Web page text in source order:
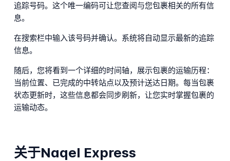
追踪号码。这个唯一编码可让您查阅与您包裹相关的所有信
息。
在搜索栏中输入该号码并确认。系统将自动显示最新的追踪
信息。
随后，您将看到一个详细的时间轴，展示包裹的运输历程：
当前位置、已完成的中转站点以及预计送达日期。每当包裹
状态更新时，这些信息都会同步刷新，让您实时掌握包裹的
运输动态。
关于Naqel Express